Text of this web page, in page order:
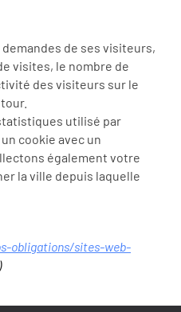
demandes de ses visiteurs,
visites, le nombre de
des visiteurs sur le
utilisé par
cookie avec un
également votre
la ville depuis laquelle
obligations/sites-web-
)